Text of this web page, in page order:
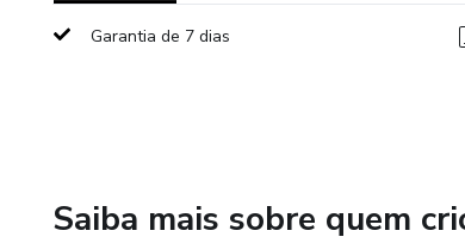
Garantia de 7 dias
Saiba mais sobre quem